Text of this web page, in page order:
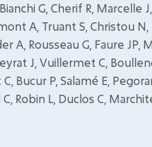
G, Cherif R, Marcelle
A, Truant S, Christou N,
A, Rousseau G, Faure
J, Vuillermet C,
Bucur P, Salamé E,
Robin L, Duclos C,